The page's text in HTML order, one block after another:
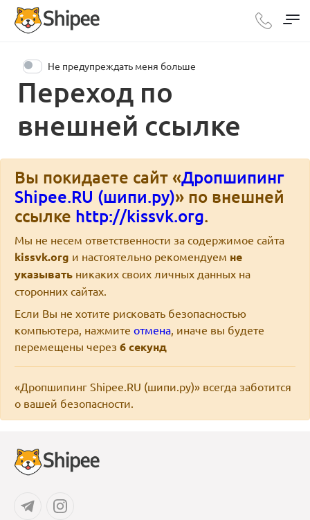
Переход по
внешней ссылке
Не предупреждать меня больше
Вы покидаете сайт «Дропшипинг
Shipee.RU (шипи.ру)» по внешней
ссылке http://kissvk.org.
Мы не несем ответственности за содержимое сайта
kissvk.org и настоятельно рекомендуем не
указывать никаких своих личных данных на
сторонних сайтах.
Если Вы не хотите рисковать безопасностью
компьютера, нажмите отмена, иначе вы будете
перемещены через 6секунд
«Дропшипинг Shipee.RU (шипи.ру)» всегда заботится
о вашей безопасности.